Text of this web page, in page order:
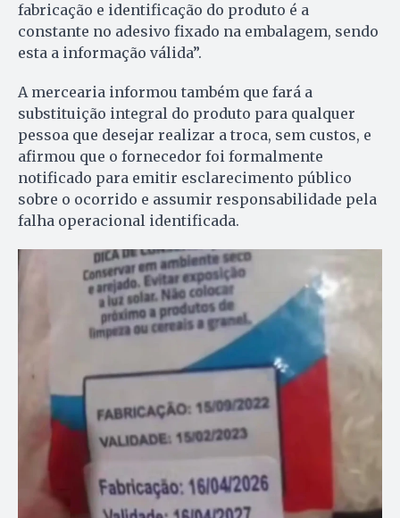
fabricação e identificação do produto é a
constante no adesivo fixado na embalagem, sendo
esta a informação válida”.
A mercearia informou também que fará a
substituição integral do produto para qualquer
pessoa que desejar realizar a troca, sem custos, e
afirmou que o fornecedor foi formalmente
notificado para emitir esclarecimento público
sobre o ocorrido e assumir responsabilidade pela
falha operacional identificada.